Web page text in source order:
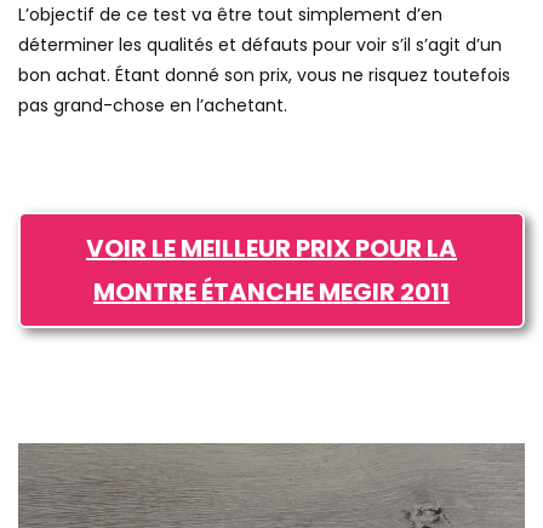
L’objectif de ce test va être tout simplement d’en
déterminer les qualités et défauts pour voir s’il s’agit d’un
bon achat. Étant donné son prix, vous ne risquez toutefois
pas grand-chose en l’achetant.
VOIR LE MEILLEUR PRIX POUR LA
MONTRE ÉTANCHE MEGIR 2011